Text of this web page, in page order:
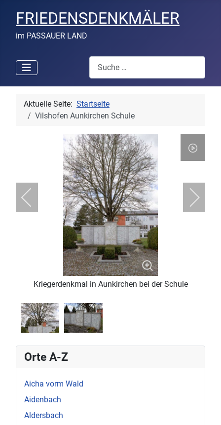
FRIEDENSDENKMÄLER
im PASSAUER LAND
Suchen
Aktuelle Seite: Startseite
Vilshofen Aunkirchen Schule
Kriegerdenkmal in Aunkirchen bei der Schule
Orte A-Z
Aicha vorm Wald
Aidenbach
Aldersbach